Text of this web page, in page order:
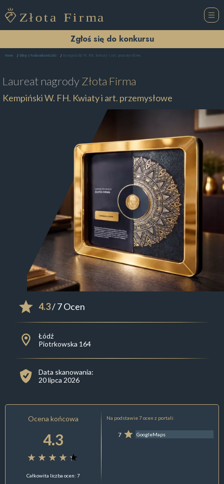
Zgłoś się do konkursu
Home Sklep z Podarunkami Łódź Kempiński W. FH. Kwiaty i art. przemysłowe
Laureat nagrodyZłota Firma
Kempiński W. FH. Kwiaty i art. przemysłowe
4.3/ 7 Ocen
Łódź
Piotrkowska 164
Data skanowania:
20 lipca 2026
Ocena końcowa
4.3
Całkowita liczba ocen: 7
Na podstawie 7 ocen z portali:
7 GoogleMaps